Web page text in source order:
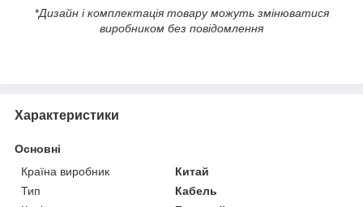
*Дизайн і комплектація товару можуть змінюватися
виробником без повідомлення
Характеристики
Основні
Країна виробник
Китай
Тип
Кабель